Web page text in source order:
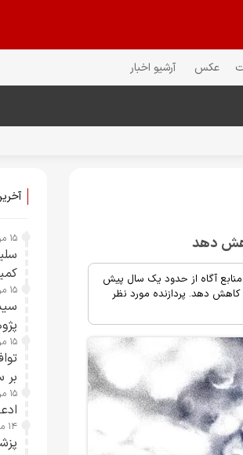
عکس آرشیو اخبار
دهد
آگاه از حدود یک سال پیش
دهد. پردازنده مورد نظر
۱۵ مرداد ۱۴۰۵ / ۱۹:۵۲
۱۵ مرداد ۱۴۰۵ / ۱۹:۳۷
۱۵ مرداد ۱۴۰۵ / ۱۲:۵۶
بر
۱۵ مرداد ۱۴۰۵ / ۰۸:۳۴
۱۴ مرداد ۱۴۰۵ / ۲۲:۵۵